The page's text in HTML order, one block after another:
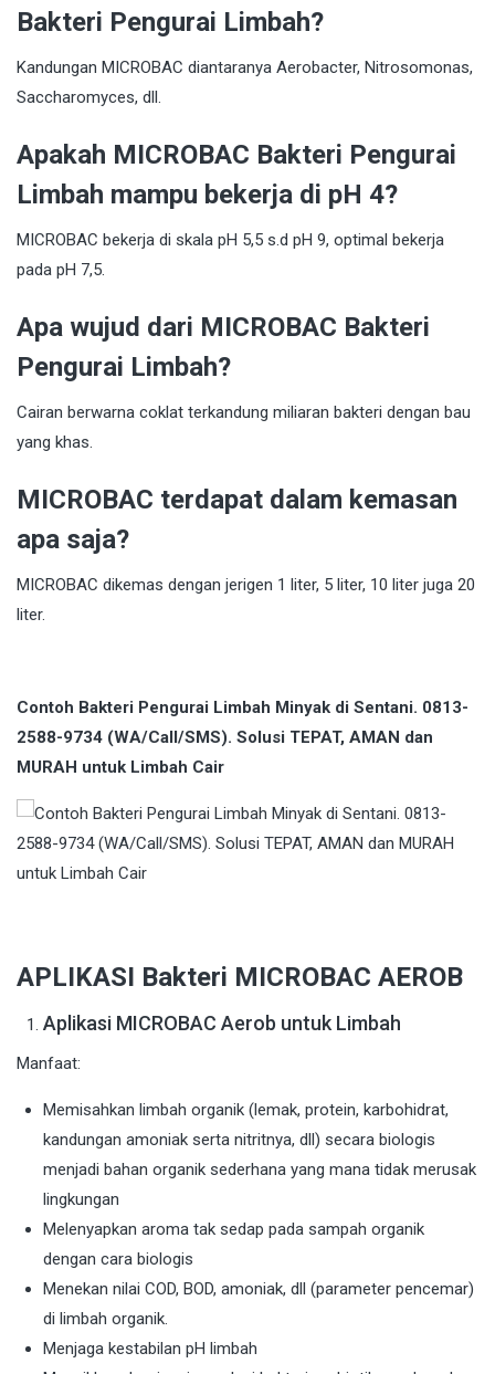
Bakteri Pengurai Limbah?
Kandungan MICROBAC diantaranya Aerobacter, Nitrosomonas,
Saccharomyces, dll.
Apakah MICROBAC Bakteri Pengurai
Limbah mampu bekerja di pH 4?
MICROBAC bekerja di skala pH 5,5 s.d pH 9, optimal bekerja
pada pH 7,5.
Apa wujud dari MICROBAC Bakteri
Pengurai Limbah?
Cairan berwarna coklat terkandung miliaran bakteri dengan bau
yang khas.
MICROBAC terdapat dalam kemasan
apa saja?
MICROBAC dikemas dengan jerigen 1 liter, 5 liter, 10 liter juga 20
liter.
Contoh Bakteri Pengurai Limbah Minyak di Sentani. 0813-
2588-9734 (WA/Call/SMS). Solusi TEPAT, AMAN dan
MURAH untuk Limbah Cair
APLIKASI Bakteri MICROBAC AEROB
Aplikasi MICROBAC Aerob untuk Limbah
Manfaat:
Memisahkan limbah organik (lemak, protein, karbohidrat,
kandungan amoniak serta nitritnya, dll) secara biologis
menjadi bahan organik sederhana yang mana tidak merusak
lingkungan
Melenyapkan aroma tak sedap pada sampah organik
dengan cara biologis
Menekan nilai COD, BOD, amoniak, dll (parameter pencemar)
di limbah organik.
Menjaga kestabilan pH limbah